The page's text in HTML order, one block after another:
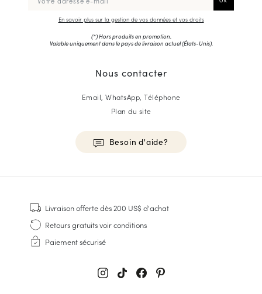
En savoir plus sur la gestion de vos données et vos droits
(*) Hors produits en promotion.
Valable uniquement dans le pays de livraison actuel (États-Unis).
Nous contacter
Email, WhatsApp, Téléphone
Plan du site
Besoin d'aide?
Baskets
Cousu Goodyear
Derbies & Richelieu
Richelieus Homme
Sandales & Espadrilles
Livraison offertedès 200 US$ d'achat
Retours gratuitsvoir conditions
Paiement sécurisé